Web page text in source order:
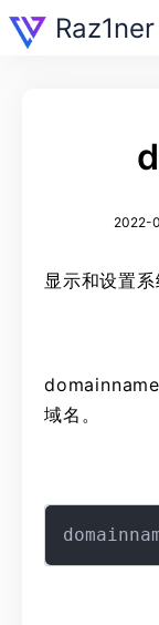
Raz1ner
2022-
显示和设置系
域名。